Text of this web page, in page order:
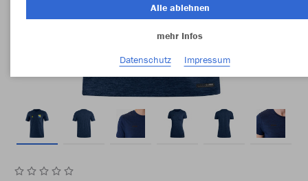
Alle ablehnen
mehr Infos
Datenschutz
Impressum